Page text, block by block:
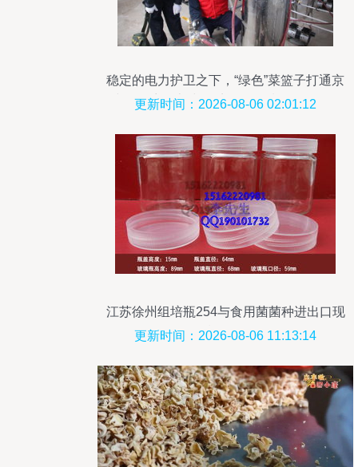
稳定的电力护卫之下，“绿色”菜篮子打通京
津——访向京津四季配送优质鲜食场景的
更新时间：2026-08-06 02:01:12
江苏徐州组培瓶254与食用菌菌种进出口现
状分析
更新时间：2026-08-06 11:13:14